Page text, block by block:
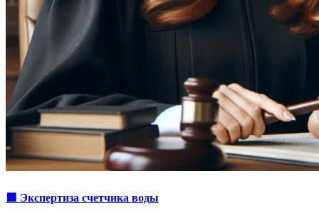
🟩 Экспертиза счетчика воды